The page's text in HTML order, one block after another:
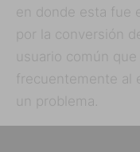
en donde esta fue
por la conversión
usuario común
frecuentemente al
un problema.